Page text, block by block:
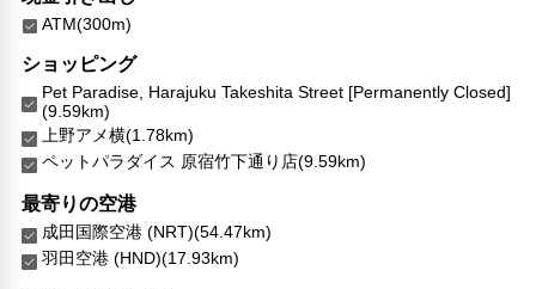
ATM(300m)
ショッピング
Pet Paradise, Harajuku Takeshita Street [Permanently Closed]
(9.59km)
上野アメ横(1.78km)
ペットパラダイス 原宿竹下通り店(9.59km)
最寄りの空港
成田国際空港 (NRT)(54.47km)
羽田空港 (HND)(17.93km)